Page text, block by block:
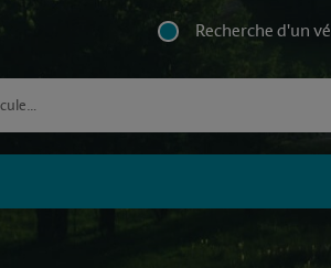
Recherche d'un